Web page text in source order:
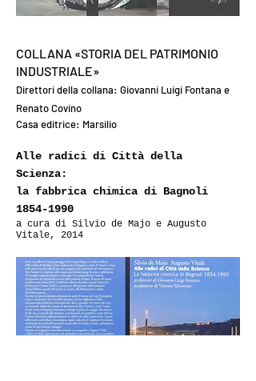
COLLANA «STORIA DEL PATRIMONIO
INDUSTRIALE»
Direttori della collana: Giovanni Luigi Fontana e
Renato Covino
Casa editrice: Marsilio
Alle radici di Città della
Scienza:
la fabbrica chimica di Bagnoli
1854-1990
a cura di Silvio de Majo e Augusto
Vitale, 2014